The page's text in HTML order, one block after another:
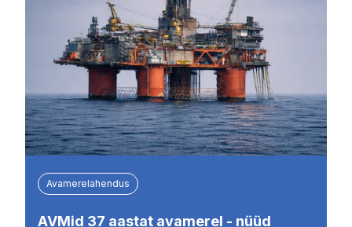
Avamerelahendus
AVMid 37 aastat avamerel - nüüd